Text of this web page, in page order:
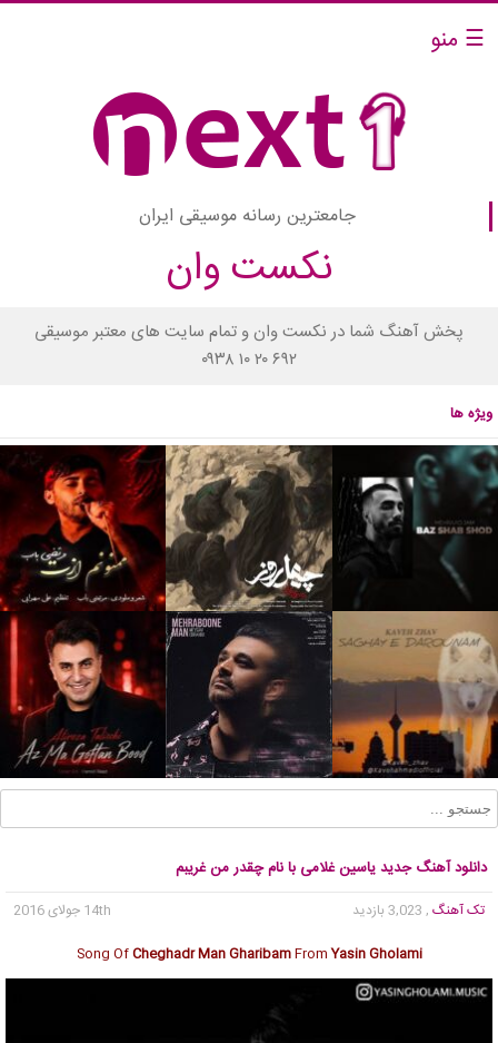
☰ منو
جامعترین رسانه موسیقی ایران
نکست وان
پخش آهنگ شما در نکست وان و تمام سایت های معتبر موسیقی
۰۹۳۸ ۱۰ ۲۰ ۶۹۲
ویژه ها
دانلود آهنگ جدید یاسین غلامی با نام چقدر من غریبم
تک آهنگ , 3,023 بازدید
14th جولای 2016
Song OfCheghadr Man GharibamFromYasin Gholami